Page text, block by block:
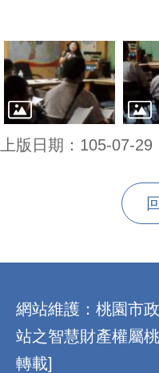
上版日期：105-07-29
網站維護：桃園市
站之智慧財產權屬
轉載]